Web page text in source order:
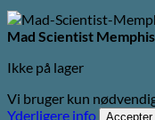
Mad Scientist
Ikke på lager
Vi bruger kun
Yderligere info
Accepter